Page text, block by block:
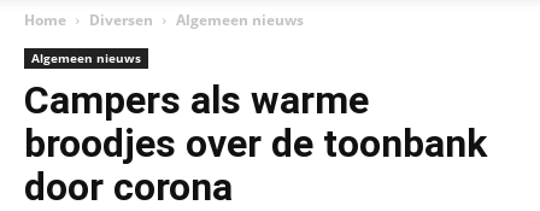
Home Diversen Algemeen nieuws
Algemeen nieuws
Campers als warme
broodjes over de toonbank
door corona